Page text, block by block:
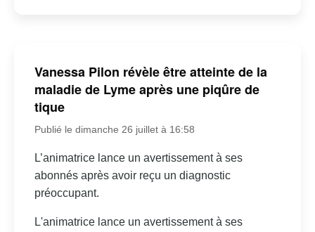
Vanessa Pilon révèle être atteinte de la
maladie de Lyme après une piqûre de
tique
Publié le dimanche 26 juillet à 16:58
L’animatrice lance un avertissement à ses
abonnés après avoir reçu un diagnostic
préoccupant.
L'animatrice lance un avertissement à ses